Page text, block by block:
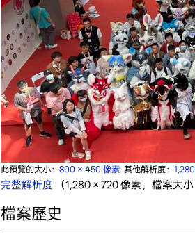
此預覽的大小： 800 × 450 像素. 其他解析度：
完整解析度 （1,280 × 720 像素，檔案大
檔案歷史